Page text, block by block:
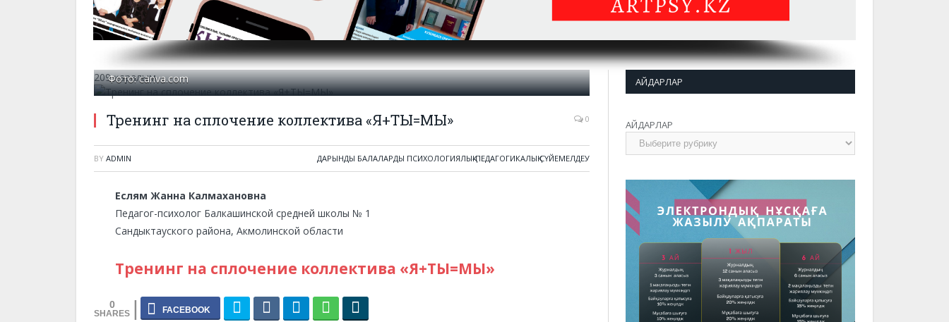
209 қаралым
Фото: canva.com
Тренинг на сплочение коллектива «Я+ТЫ=МЫ» 0
BY ADMIN ДАРЫНДЫ БАЛАЛАРДЫ ПСИХОЛОГИЯЛЫҚ-ПЕДАГОГИКАЛЫҚ СҮЙЕМЕЛДЕУ
Еслям Жанна Калмахановна
Педагог-психолог Балкашинской средней школы № 1
Сандыктауского района, Акмолинской области
Тренинг на сплочение коллектива «Я+ТЫ=МЫ»
0
АЙДАРЛАР
АЙДАРЛАР